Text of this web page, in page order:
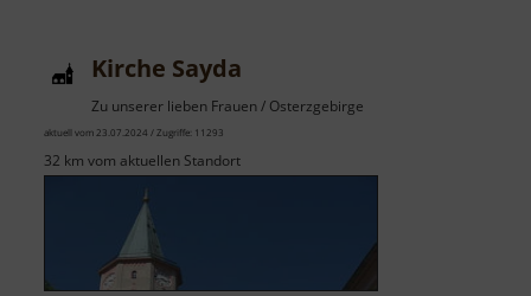
Kirche Sayda
Zu unserer lieben Frauen / Osterzgebirge
aktuell vom 23.07.2024 / Zugriffe: 11293
32 km vom aktuellen Standort